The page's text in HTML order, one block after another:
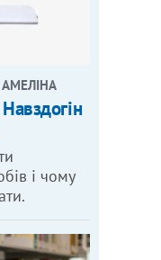
і чому